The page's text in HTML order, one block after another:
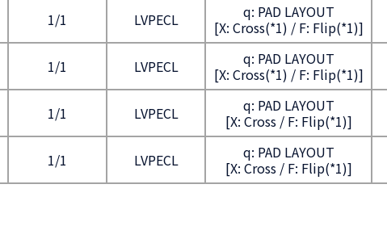
1/1 LVPECL
q: PAD LAYOUT
[X: Cross(*1) / F: Flip(*1)]
1/1 LVPECL
q: PAD LAYOUT
[X: Cross(*1) / F: Flip(*1)]
1/1 LVPECL
q: PAD LAYOUT
[X: Cross / F: Flip(*1)]
1/1 LVPECL
q: PAD LAYOUT
[X: Cross / F: Flip(*1)]